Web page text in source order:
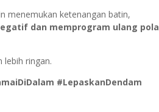
menemukan ketenangan batin,
dan memprogram ulang pola
lebih ringan.
#LepaskanDendam